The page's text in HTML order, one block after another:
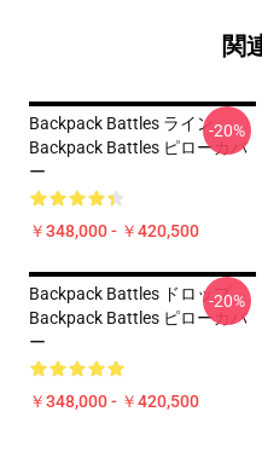
関
Backpack Battles ライン
Backpack Battles ピローカバ
ー
￥348,000 - ￥420,500
-20%
Backpack Battles ドロップ
Backpack Battles ピローカバ
ー
￥348,000 - ￥420,500
-20%